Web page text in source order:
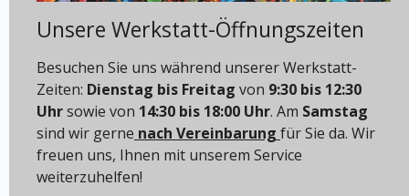
Unsere Werkstatt-Öffnungszeiten
Besuchen Sie uns während unserer Werkstatt-
Zeiten: Dienstag bis Freitag von 9:30 bis 12:30
Uhrsowie von 14:30 bis 18:00 Uhr. Am Samstag
sind wir gerne nach Vereinbarung für Sie da. Wir
freuen uns, Ihnen mit unserem Service
weiterzuhelfen!